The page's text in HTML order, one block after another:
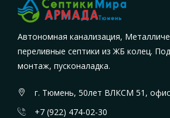
Автономная канализация,
переливные септики из ЖБ колец.
монтаж, пусконаладка.
г. Тюмень, 50лет ВЛКСМ 51,
+7 (922) 474-02-30